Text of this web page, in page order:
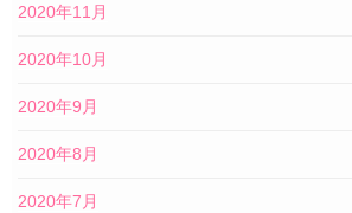
2020年11月
2020年10月
2020年9月
2020年8月
2020年7月